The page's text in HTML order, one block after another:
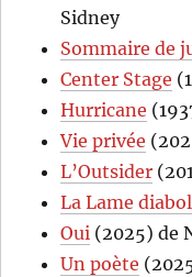
Sidney
Sommaire de
Center Stage
Hurricane
Vie privée
L’Outsider
La Lame
Oui (2025) de
Un poète